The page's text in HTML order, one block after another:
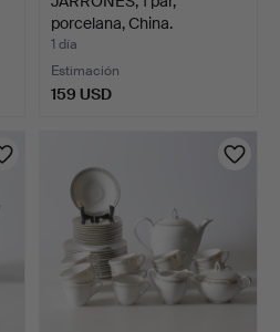
porcelana, China.
1 día
Estimación
159 USD